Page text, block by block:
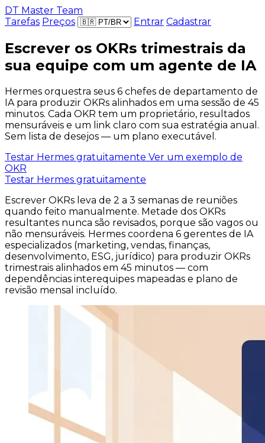
DT Master Team
Tarefas Preços Entrar Cadastrar
Escrever os OKRs trimestrais da
sua equipe com um agente de IA
Hermes orquestra seus 6 chefes de departamento de
IA para produzir OKRs alinhados em uma sessão de 45
minutos. Cada OKR tem um proprietário, resultados
mensuráveis e um link claro com sua estratégia anual.
Sem lista de desejos — um plano executável.
Testar Hermes gratuitamente Ver um exemplo de
OKR
Testar Hermes gratuitamente
Escrever OKRs leva de 2 a 3 semanas de reuniões
quando feito manualmente. Metade dos OKRs
resultantes nunca são revisados, porque são vagos ou
não mensuráveis. Hermes coordena 6 gerentes de IA
especializados (marketing, vendas, finanças,
desenvolvimento, ESG, jurídico) para produzir OKRs
trimestrais alinhados em 45 minutos — com
dependências interequipes mapeadas e plano de
revisão mensal incluído.